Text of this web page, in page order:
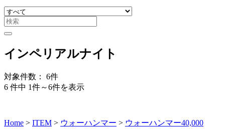
インペリアルナイト
対象件数： 6件
6 件中 1件～6件を表示
Home > ITEM > ウォーハンマー > ウォーハンマー40,000